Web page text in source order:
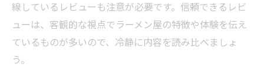
線しているレビューも注意が必要です。信頼できるレビ
ューは、客観的な視点でラーメン屋の特徴や体験を伝え
ているものが多いので、冷静に内容を読み比べましょ
う。